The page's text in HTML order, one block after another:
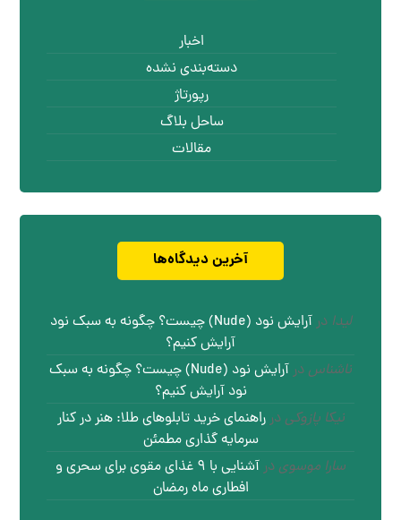
اخبار
دسته‌بندی نشده
رپورتاژ
ساحل بلاگ
مقالات
آخرین دیدگاه‌ها
لیدا در
آرایش نود (Nude) چیست؟ چگونه به سبک نود
آرایش کنیم؟
ناشناس در
آرایش نود (Nude) چیست؟ چگونه به سبک
نود آرایش کنیم؟
نیکا پازوکی درراهنمای خرید تابلوهای طلا: هنر در کنار
سرمایه گذاری مطمئن
سارا موسوی در
آشنایی با ۹ غذای مقوی برای سحری و
افطاری ماه رمضان